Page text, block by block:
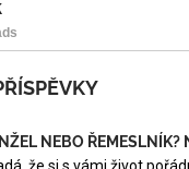
NEBO ŘEMESLNÍK?